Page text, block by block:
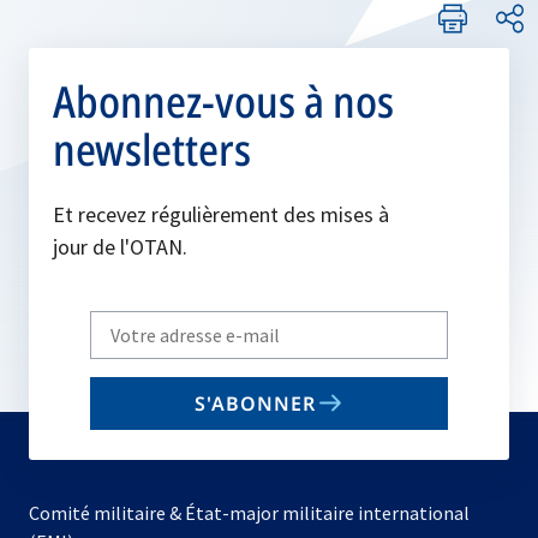
Abonnez-vous à nos
newsletters
Et recevez régulièrement des mises à
jour de l'OTAN.
Write
your
email
S'ABONNER
Comité militaire & État-major militaire international